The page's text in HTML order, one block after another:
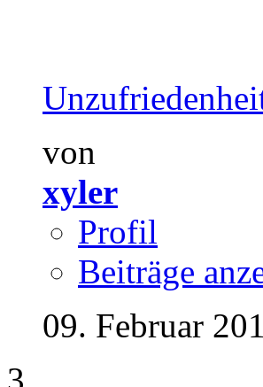
von
xyler
Profil
Beiträge
09. Februar